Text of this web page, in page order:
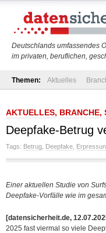
Deutschlands umfassendes
im privaten, beruflichen,
Themen: Aktuelles
AKTUELLES, BRANCHE,
Deepfake-Betrug
Tags: Betrug Deepfake
Einer aktuellen Studie von
Deepfake-Vorfälle wie im
[datensicherheit.de,
2025 fast viermal so viele